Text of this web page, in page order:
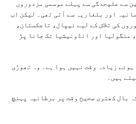
سے علیحدگی سے پہلے موسمی مزدوروں
اور بلغاریہ سے آتی تھی۔ لیکن اب
کی تلاش کے لیے نیپال، تاجکستان،
منگولیا اور انڈونیشیا تک جانا پڑ
ہوئے زیادہ وقت نہیں ہوا ہے۔ وہ تھوڑی
ہیں۔
بال کھتری صحیح وقت پر برطانیہ پہنچ